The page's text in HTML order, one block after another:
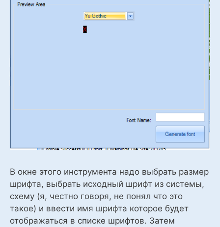
В окне этого инструмента надо выбрать размер
шрифта, выбрать исходный шрифт из системы,
схему (я, честно говоря, не понял что это
такое) и ввести имя шрифта которое будет
отображаться в списке шрифтов. Затем